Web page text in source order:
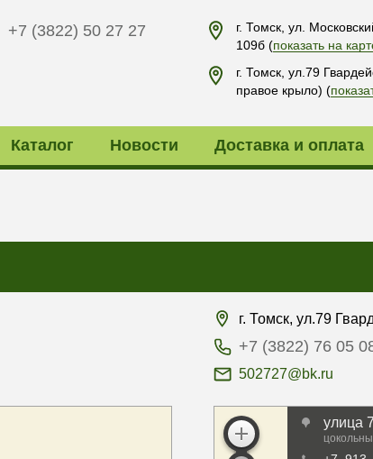
+7 (3822) 50 27 27
г. Томск, ул.
109б (показать на
г. Томск, ул.79
правое крыло) (
Каталог Новости Доставка и оплата
г. Томск, ул.79
+7 (3822) 76 05
502727@bk.ru